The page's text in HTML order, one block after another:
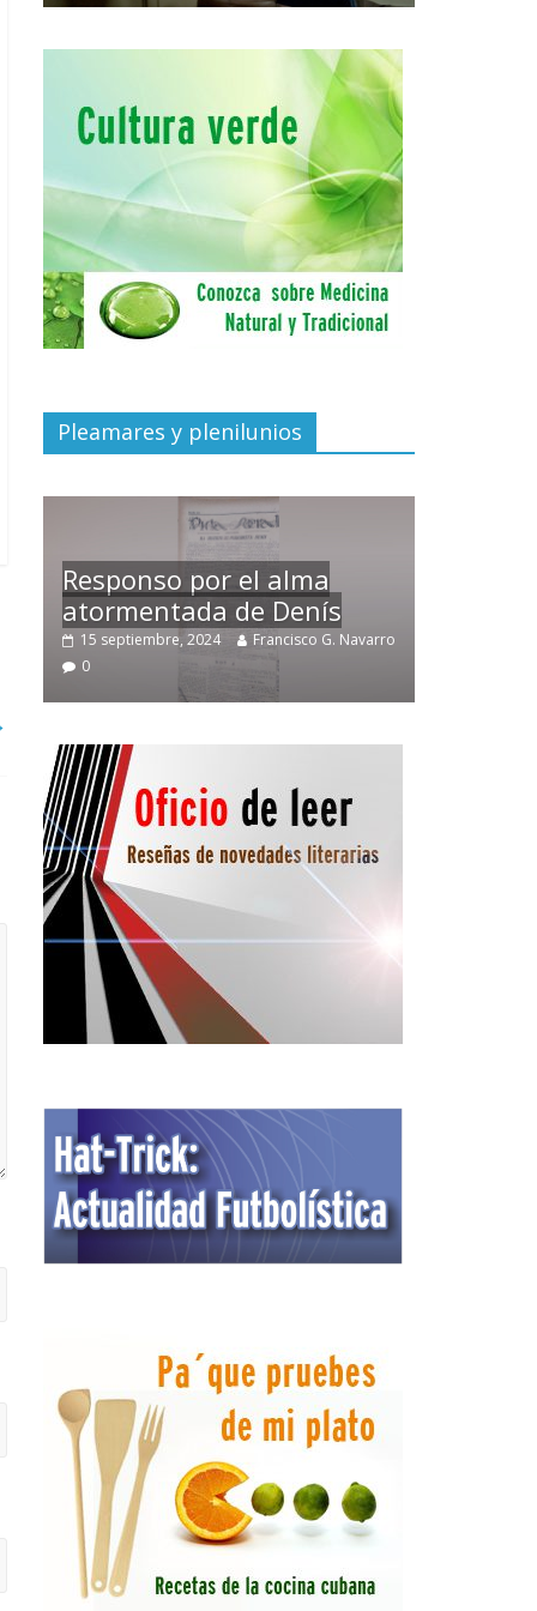
Pleamares y plenilunios
Temprano oficio de lector
2 noviembre, 2024
Francisco G. Navarro
0